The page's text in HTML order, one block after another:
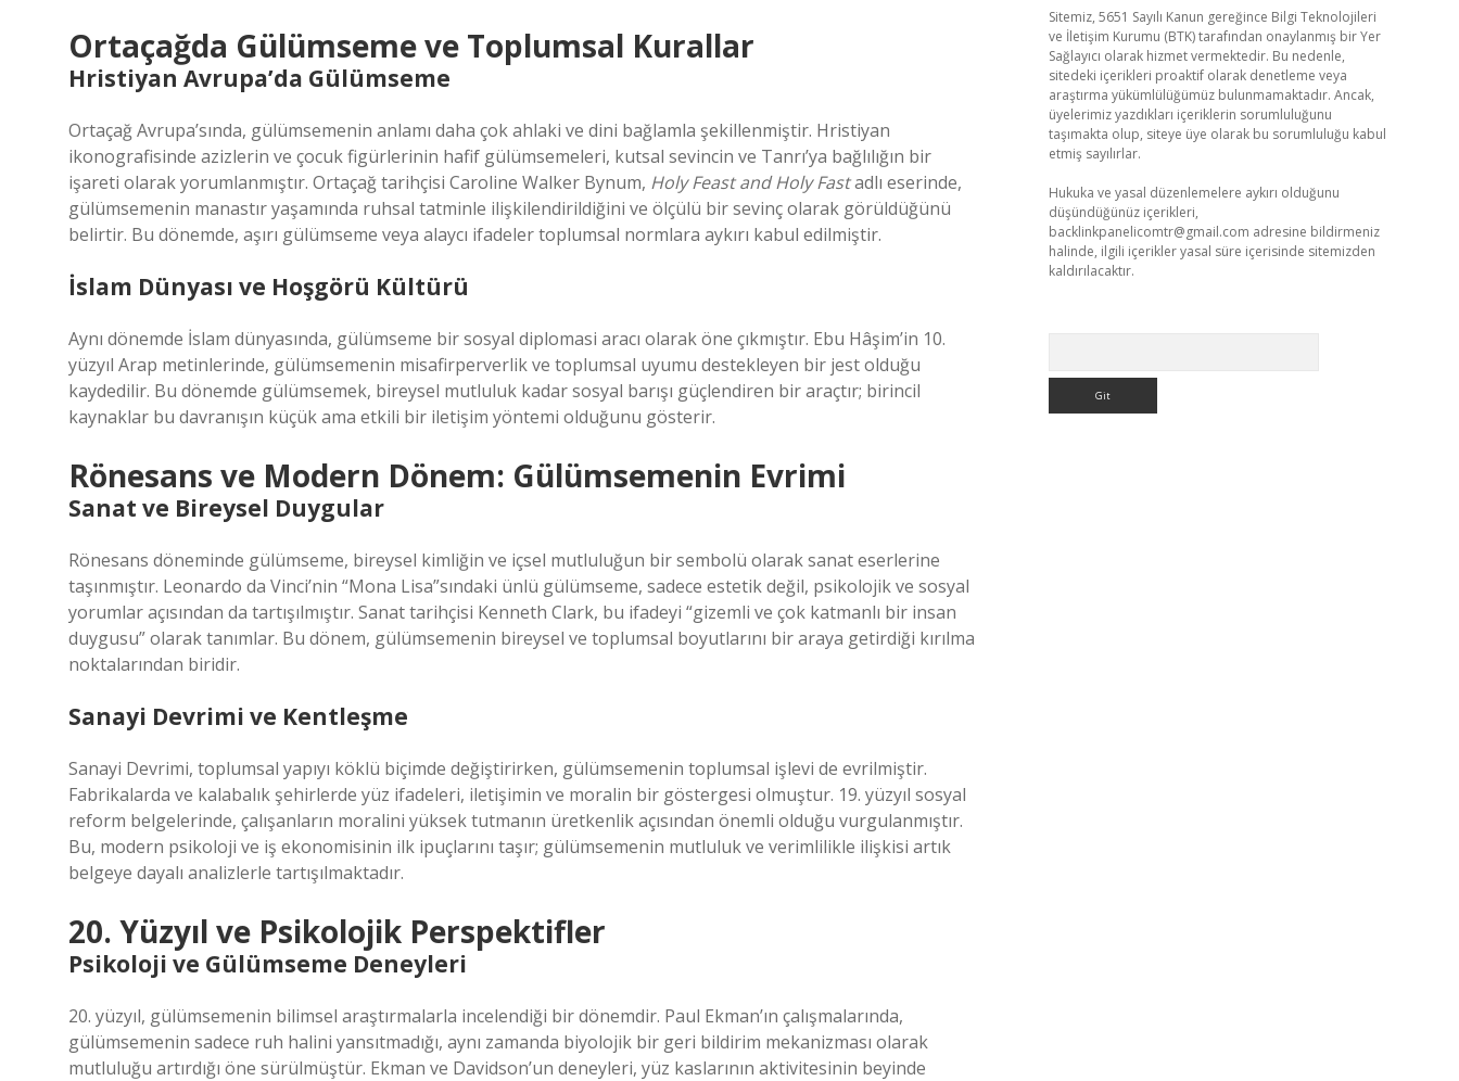
Ortaçağda Gülümseme ve Toplumsal Kurallar
Hristiyan Avrupa’da Gülümseme
Ortaçağ Avrupa’sında, gülümsemenin anlamı daha çok ahlaki ve dini bağlamla şekillenmiştir. Hristiyan
ikonografisinde azizlerin ve çocuk figürlerinin hafif gülümsemeleri, kutsal sevincin ve Tanrı’ya bağlılığın bir
işareti olarak yorumlanmıştır. Ortaçağ tarihçisi Caroline Walker Bynum, Holy Feast and Holy Fastadlı eserinde,
gülümsemenin manastır yaşamında ruhsal tatminle ilişkilendirildiğini ve ölçülü bir sevinç olarak görüldüğünü
belirtir. Bu dönemde, aşırı gülümseme veya alaycı ifadeler toplumsal normlara aykırı kabul edilmiştir.
İslam Dünyası ve Hoşgörü Kültürü
Aynı dönemde İslam dünyasında, gülümseme bir sosyal diplomasi aracı olarak öne çıkmıştır. Ebu Hâşim’in 10.
yüzyıl Arap metinlerinde, gülümsemenin misafirperverlik ve toplumsal uyumu destekleyen bir jest olduğu
kaydedilir. Bu dönemde gülümsemek, bireysel mutluluk kadar sosyal barışı güçlendiren bir araçtır; birincil
kaynaklar bu davranışın küçük ama etkili bir iletişim yöntemi olduğunu gösterir.
Rönesans ve Modern Dönem: Gülümsemenin Evrimi
Sanat ve Bireysel Duygular
Rönesans döneminde gülümseme, bireysel kimliğin ve içsel mutluluğun bir sembolü olarak sanat eserlerine
taşınmıştır. Leonardo da Vinci’nin “Mona Lisa”sındaki ünlü gülümseme, sadece estetik değil, psikolojik ve sosyal
yorumlar açısından da tartışılmıştır. Sanat tarihçisi Kenneth Clark, bu ifadeyi “gizemli ve çok katmanlı bir insan
duygusu” olarak tanımlar. Bu dönem, gülümsemenin bireysel ve toplumsal boyutlarını bir araya getirdiği kırılma
noktalarından biridir.
Sanayi Devrimi ve Kentleşme
Sanayi Devrimi, toplumsal yapıyı köklü biçimde değiştirirken, gülümsemenin toplumsal işlevi de evrilmiştir.
Fabrikalarda ve kalabalık şehirlerde yüz ifadeleri, iletişimin ve moralin bir göstergesi olmuştur. 19. yüzyıl sosyal
reform belgelerinde, çalışanların moralini yüksek tutmanın üretkenlik açısından önemli olduğu vurgulanmıştır.
Bu, modern psikoloji ve iş ekonomisinin ilk ipuçlarını taşır; gülümsemenin mutluluk ve verimlilikle ilişkisi artık
belgeye dayalı analizlerle tartışılmaktadır.
20. Yüzyıl ve Psikolojik Perspektifler
Psikoloji ve Gülümseme Deneyleri
20. yüzyıl, gülümsemenin bilimsel araştırmalarla incelendiği bir dönemdir. Paul Ekman’ın çalışmalarında,
gülümsemenin sadece ruh halini yansıtmadığı, aynı zamanda biyolojik bir geri bildirim mekanizması olarak
mutluluğu artırdığı öne sürülmüştür. Ekman ve Davidson’un deneyleri, yüz kaslarının aktivitesinin beyinde
Sitemiz, 5651 Sayılı Kanun gereğince Bilgi Teknolojileri
ve İletişim Kurumu (BTK) tarafından onaylanmış bir Yer
Sağlayıcı olarak hizmet vermektedir. Bu nedenle,
sitedeki içerikleri proaktif olarak denetleme veya
araştırma yükümlülüğümüz bulunmamaktadır. Ancak,
üyelerimiz yazdıkları içeriklerin sorumluluğunu
taşımakta olup, siteye üye olarak bu sorumluluğu kabul
etmiş sayılırlar.
Hukuka ve yasal düzenlemelere aykırı olduğunu
düşündüğünüz içerikleri,
backlinkpanelicomtr@gmail.com adresine bildirmeniz
halinde, ilgili içerikler yasal süre içerisinde sitemizden
kaldırılacaktır.